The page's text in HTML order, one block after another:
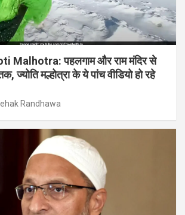
Malhotra: पहलगाम और राम मंदिर से
ज्योति मल्होत्रा के ये पांच वीडियो हो रहे
Randhawa